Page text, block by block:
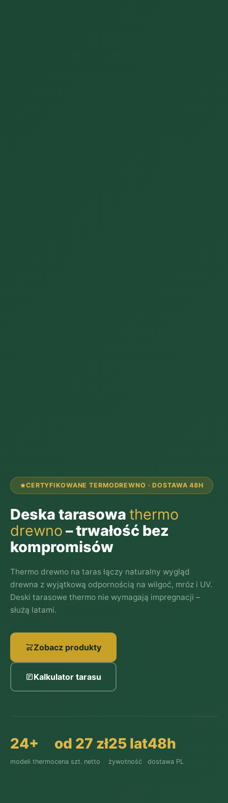
CERTYFIKOWANE TERMODREWNO · DOSTAWA 48H
Deska tarasowa thermo
drewno – trwałość bez
kompromisów
Thermo drewno na taras łączy naturalny wygląd
drewna z wyjątkową odpornością na wilgoć, mróz i UV.
Deski tarasowe thermo nie wymagają impregnacji –
służą latami.
Zobacz produkty
Kalkulator tarasu
24+
modeli thermo
od 27 zł
cena szt. netto
25 lat
żywotność
48h
dostawa PL